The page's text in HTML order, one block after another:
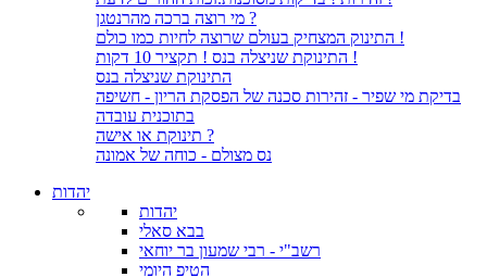
מי רוצה ברכה מהרנטגן ?
התינוק המצחיק בעולם שרוצה לחיות כמו כולם !
התינוקת שניצלה בנס ! תקציר 10 דקות !
התינוקת שניצלה בנס
בדיקת מי שפיר - זהירות סכנה של הפסקת הריון - חשיפה
בתוכנית עובדה
תינוקת או אישה ?
נס מצולם - כוחה של אמונה
יהדות
יהדות
בבא סאלי
רשב"י - רבי שמעון בר יוחאי
הטיפ היומי